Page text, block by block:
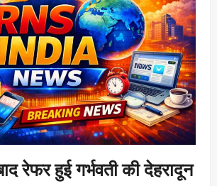
रेफर हुई गर्भवती की देहरादून